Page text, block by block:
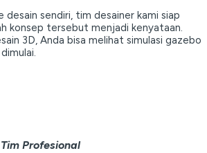
desain sendiri, tim desainer kami siap
konsep tersebut menjadi kenyataan.
3D, Anda bisa melihat simulasi gazebo
Profesional